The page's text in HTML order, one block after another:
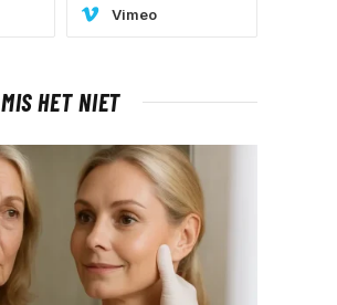
Vimeo
MIS HET NIET